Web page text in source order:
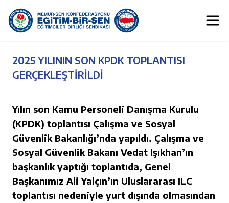
2025 YILININ SON KPDK TOPLANTISI
GERÇEKLEŞTİRİLDİ
Yılın son Kamu Personeli Danışma Kurulu
(KPDK) toplantısı Çalışma ve Sosyal
Güvenlik Bakanlığı’nda yapıldı. Çalışma ve
Sosyal Güvenlik Bakanı Vedat Işıkhan’ın
başkanlık yaptığı toplantıda, Genel
Başkanımız Ali Yalçın’ın Uluslararası ILC
toplantısı nedeniyle yurt dışında olmasından